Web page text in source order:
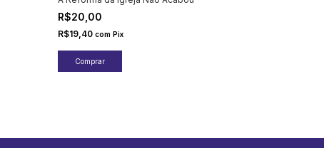
R$20,00
R$19,40 com Pix